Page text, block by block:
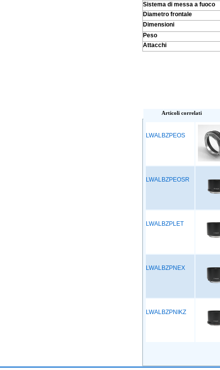
Sistema di messa a fuoco
Diametro frontale
Dimensioni
Peso
Attacchi
Articoli correlati
LWALBZPEOS
LWALBZPEOSR
LWALBZPLET
LWALBZPNEX
LWALBZPNIKZ